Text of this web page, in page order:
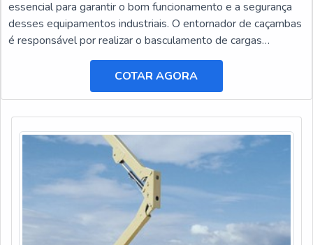
essencial para garantir o bom funcionamento e a segurança
desses equipamentos industriais. O entornador de caçambas
é responsável por realizar o basculamento de cargas
pesadas, facilitando o transporte e a descarga de materiais.
COTAR AGORA